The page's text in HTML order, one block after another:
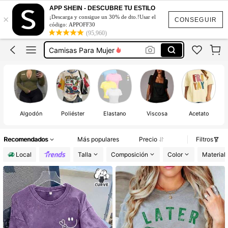
CONSEGUIR
×
APP SHEIN - DESCUBRE TU ESTILO
¡Descarga y consigue un 30% de dto.!Usar el
código: APPOFF30
(95,960)
Blusas Bonitas De Mujer
Blusas Elegantes Para Mujer Plus
Camisas Para Mujer
Camisetas Para Mujer
Blusas Bonitas De Mujer
Algodón Poliéster Elastano Viscosa Acetato
Recomendados Más populares Precio
Filtros
Local
Talla Composición Color Material